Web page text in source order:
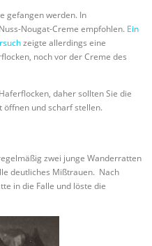
gefangen werden. In
Nougat-Creme empfohlen. Ein
zeigte allerdings eine
noch vor der Creme des
daher sollten Sie die
öffnen und scharf stellen.
zwei junge Wanderratten
deutliches Mißtrauen. Nach
in die Falle und löste die